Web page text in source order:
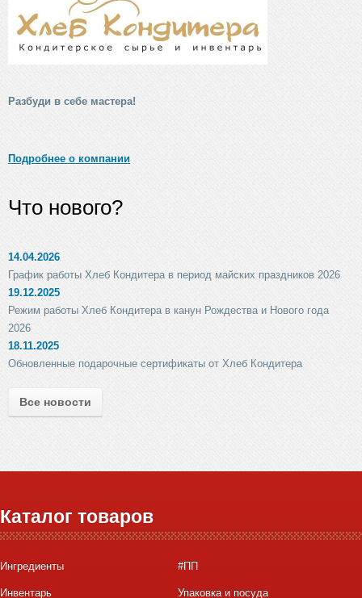
Разбуди в себе мастера!
Подробнее о компании
Что нового?
14.04.2026
График работы Хлеб Кондитера в период майских праздников 2026
19.12.2025
Режим работы Хлеб Кондитера в канун Рождества и Нового года
2026
18.11.2025
Обновленные подарочные сертификаты от Хлеб Кондитера
Все новости
Каталог товаров
Ингредиенты #ПП
Инвентарь Упаковка и посуда